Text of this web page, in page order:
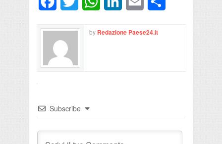
by Redazione Paese24.it
Subscribe